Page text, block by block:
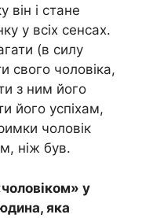
він і стане
у всіх сенсах.
(в силу
свого чоловіка,
з ним його
його успіхам,
чоловік
ніж був.
у
яка